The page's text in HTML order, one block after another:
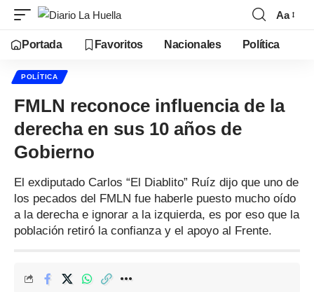
Aa
Portada Favoritos Nacionales Política
POLÍTICA
FMLN reconoce influencia de la
derecha en sus 10 años de
Gobierno
El exdiputado Carlos “El Diablito” Ruíz dijo que uno de
los pecados del FMLN fue haberle puesto mucho oído
a la derecha e ignorar a la izquierda, es por eso que la
población retiró la confianza y el apoyo al Frente.